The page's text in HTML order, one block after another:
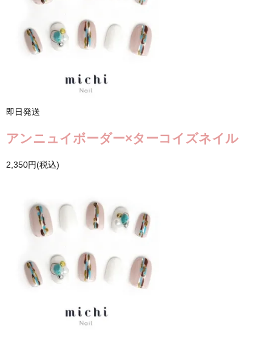
即日発送
アンニュイボーダー×ターコイズネイル
2,350円(税込)